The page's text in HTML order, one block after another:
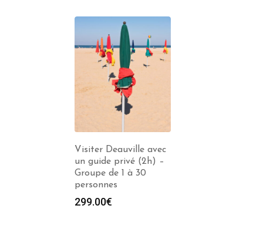
Visiter Deauville avec
un guide privé (2h) –
Groupe de 1 à 30
personnes
299.00€